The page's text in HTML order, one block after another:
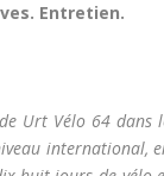
Entretien.
Urt Vélo 64 dans
international,